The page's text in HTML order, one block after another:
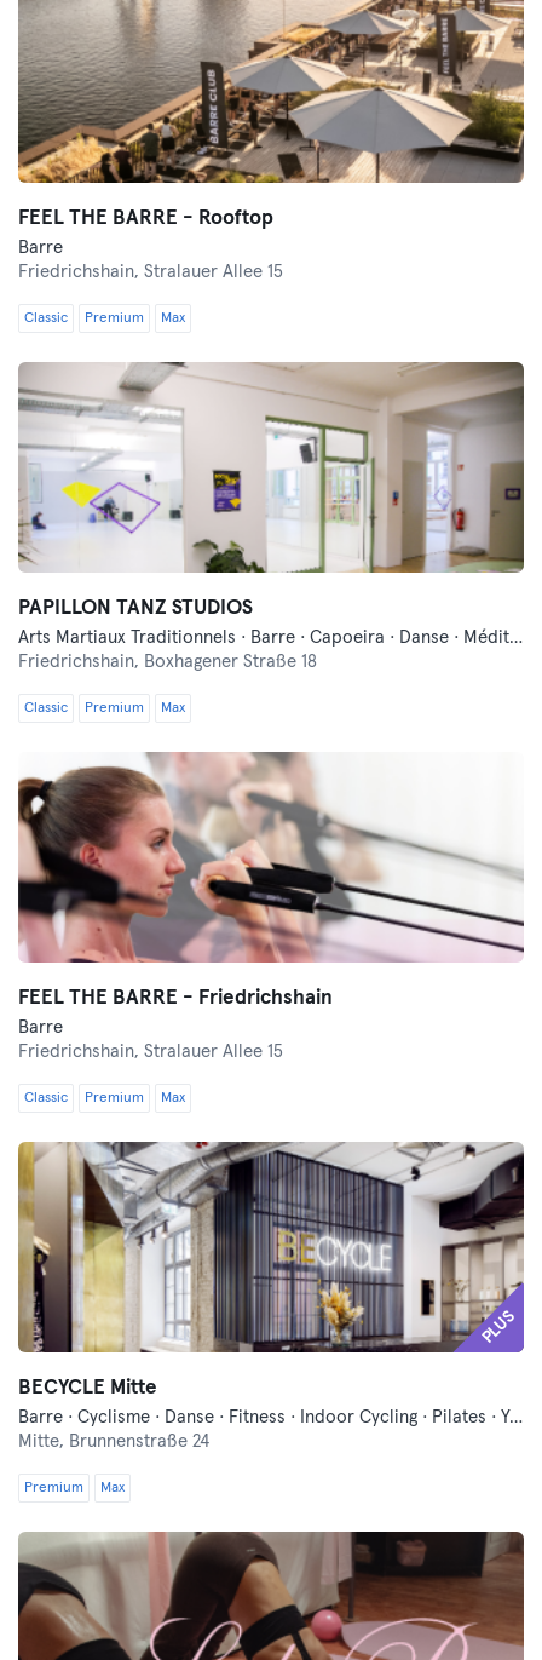
FEEL THE BARRE - Rooftop
Barre
Friedrichshain, Stralauer Allee 15
Classic Premium Max
PAPILLON TANZ STUDIOS
Arts Martiaux Traditionnels · Barre · Capoeira · Danse · Méditation · Pilates · Yoga
Friedrichshain, Boxhagener Straße 18
Classic Premium Max
FEEL THE BARRE - Friedrichshain
Barre
Friedrichshain, Stralauer Allee 15
Classic Premium Max
PLUS
BECYCLE Mitte
Barre · Cyclisme · Danse · Fitness · Indoor Cycling · Pilates · Yoga
Mitte, Brunnenstraße 24
Premium Max